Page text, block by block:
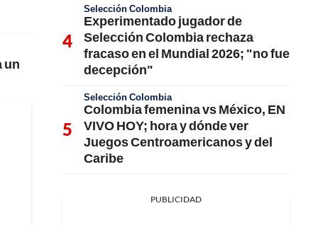
un
Selección Colombia
Experimentado jugador de
Selección Colombia rechaza
fracaso en el Mundial 2026; "no fue
decepción"
Selección Colombia
Colombia femenina vs México, EN
VIVO HOY; hora y dónde ver
Juegos Centroamericanos y del
Caribe
PUBLICIDAD